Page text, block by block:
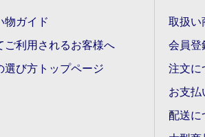
物ガイド
ご利用されるお客様へ
選び方トップページ
取扱い
会員登
注文に
お支払
配送に